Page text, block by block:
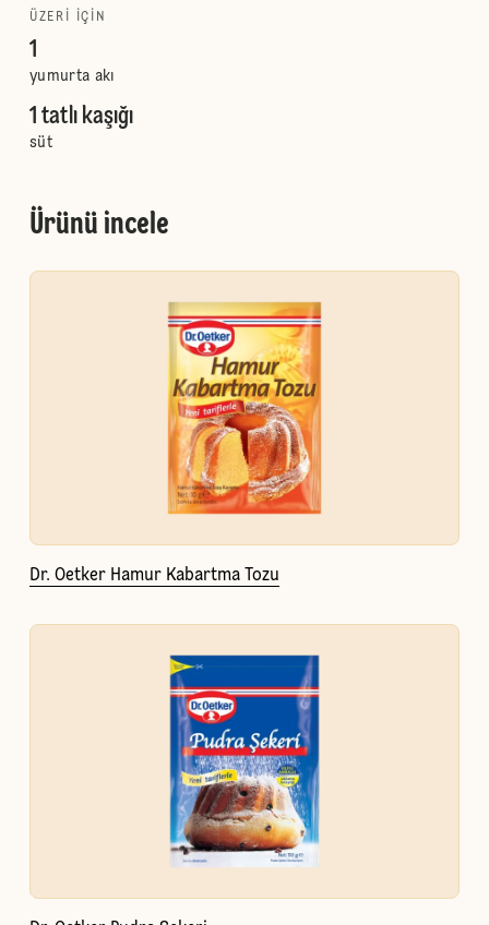
ÜZERI IÇIN
1
yumurta akı
1 tatlı kaşığı
süt
Ürünü incele
Dr. Oetker Hamur Kabartma Tozu